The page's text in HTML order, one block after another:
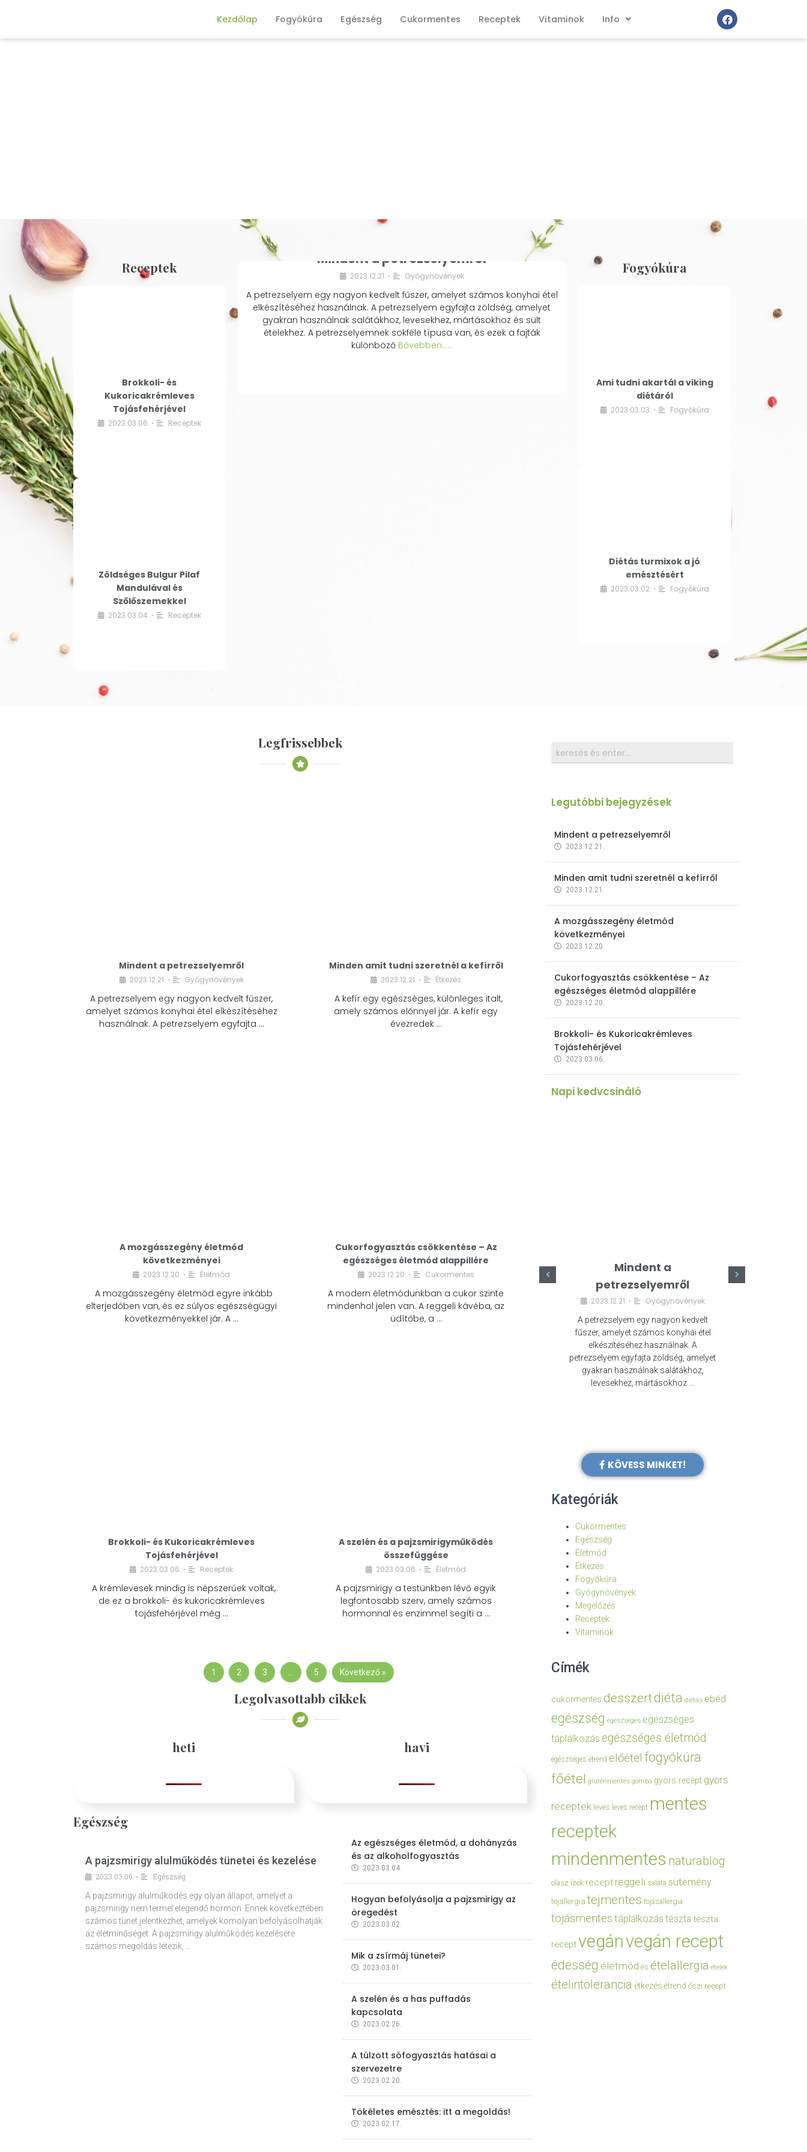
Kezdőlap Fogyókúra Egészség Cukormentes Receptek Vitaminok Info
Receptek
Brokkoli- és
Kukoricakrémleves
Tojásfehérjével
2023.03.06. • Receptek
Zöldséges Bulgur Pilaf
Mandulával és
Szőlőszemekkel
2023.03.04. • Receptek
Mindent a petrezselyemről
2023.12.21. • Gyógynövények
A petrezselyem egy nagyon kedvelt fűszer, amelyet számos konyhai étel
elkészítéséhez használnak. A petrezselyem egyfajta zöldség, amelyet
gyakran használnak salátákhoz, levesekhez, mártásokhoz és sült
ételekhez. A petrezselyemnek sokféle típusa van, és ezek a fajták
különbözőBővebben...…
Fogyókúra
Ami tudni akartál a viking
diétáról
2023.03.03. • Fogyókúra
Diétás turmixok a jó
emésztésért
2023.03.02. • Fogyókúra
Legfrissebbek
Mindent a petrezselyemről
2023.12.21. • Gyógynövények
A petrezselyem egy nagyon kedvelt fűszer,
amelyet számos konyhai étel elkészítéséhez
használnak. A petrezselyem egyfajta …
Minden amit tudni szeretnél a kefírről
2023.12.21. • Étkezés
A kefír egy egészséges, különleges italt,
amely számos előnnyel jár. A kefír egy
évezredek …
A mozgásszegény életmód
következményei
2023.12.20. • Életmód
A mozgásszegény életmód egyre inkább
elterjedőben van, és ez súlyos egészségügyi
következményekkel jár. A …
Cukorfogyasztás csökkentése – Az
egészséges életmód alappillére
2023.12.20. • Cukormentes
A modern életmódunkban a cukor szinte
mindenhol jelen van. A reggeli kávéba, az
üdítőbe, a …
Brokkoli- és Kukoricakrémleves
Tojásfehérjével
2023.03.06. • Receptek
A krémlevesek mindig is népszerűek voltak,
de ez a brokkoli- és kukoricakrémleves
tojásfehérjével még …
A szelén és a pajzsmirigyműködés
összefüggése
2023.03.06. • Életmód
A pajzsmirigy a testünkben lévő egyik
legfontosabb szerv, amely számos
hormonnal és enzimmel segíti a …
1 2 3 5 Következő »
Legolvasottabb cikkek
heti havi
Egészség
A pajzsmirigy alulműködés tünetei és kezelése
2023.03.06. •
Egészség
A pajzsmirigy alulműködés egy olyan állapot, amelyet a
pajzsmirigy nem termel elegendő hormon. Ennek következtében
számos tünet jelentkezhet, amelyek komolyan befolyásolhatják
az életminőséget. A pajzsmirigy alulműködés kezelésére
számos megoldás létezik, …
Az egészséges életmód, a dohányzás
és az alkoholfogyasztás
2023.03.04.
Hogyan befolyásolja a pajzsmirigy az
öregedést
2023.03.02.
Mik a zsírmáj tünetei?
2023.03.01.
A szelén és a has puffadás
kapcsolata
2023.02.26.
A túlzott sófogyasztás hatásai a
szervezetre
2023.02.20.
Tökéletes emésztés: itt a megoldás!
2023.02.17.
Legutóbbi bejegyzések
Mindent a petrezselyemről
2023.12.21.
Minden amit tudni szeretnél a kefírről
2023.12.21.
A mozgásszegény életmód
következményei
2023.12.20.
Cukorfogyasztás csökkentése – Az
egészséges életmód alappillére
2023.12.20.
Brokkoli- és Kukoricakrémleves
Tojásfehérjével
2023.03.06.
Napi kedvcsináló
Cukorfogyasztás
egészséges életmód
alappillére
Mindent a
petrezselyemről
2023.12.21. • Gyógynövények
A petrezselyem egy nagyon kedvelt
fűszer, amelyet számos konyhai étel
elkészítéséhez használnak. A
petrezselyem egyfajta zöldség, amelyet
gyakran használnak salátákhoz,
levesekhez, mártásokhoz …
KÖVESS MINKET!
Kategóriák
Cukormentes
Egészség
Életmód
Étkezés
Fogyókúra
Gyógynövények
Megelőzés
Receptek
Vitaminok
Címék
cukormentes desszertdiéta diétás ebéd
egészség egészséges egészséges
táplálkozás egészséges életmód
egészséges étrend előétel fogyókúra
főétel gluténmentes gomba gyors recept gyors
receptek leves leves recept mentes
receptek
mindenmentes naturablog
olasz ízek recept reggeli saláta sütemény
tejallergia tejmentes tojásallergia
tojásmentes táplálkozás tészta tészta
receptvegánvegán recept
édesség életmód és ételallergia ételek
ételintolerancia étkezés étrend őszi recept